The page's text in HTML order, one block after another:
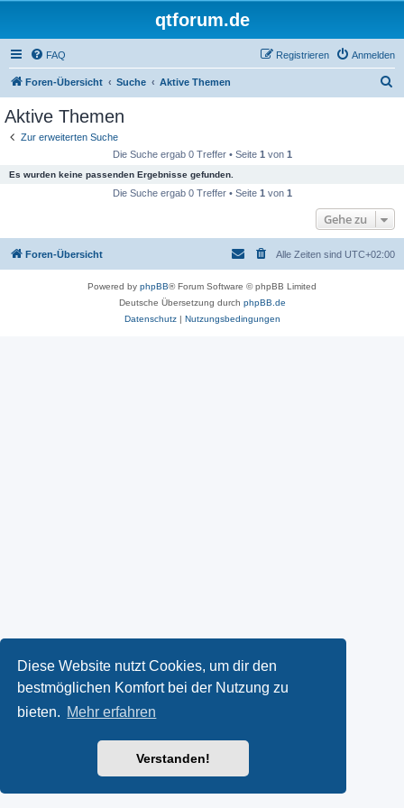
Diese Website nutzt Cookies, um dir den
bestmöglichen Komfort bei der Nutzung zu
bieten. Mehr erfahren
Verstanden!
qtforum.de
FAQ Anmelden
Registrieren
Foren-Übersicht Suche Aktive Themen
Aktive Themen
Zur erweiterten Suche
Die Suche ergab 0 Treffer • Seite 1 von 1
Es wurden keine passenden Ergebnisse gefunden.
Die Suche ergab 0 Treffer • Seite 1 von 1
Gehe zu
Foren-Übersicht Alle Zeiten sind UTC+02:00
Powered by phpBB® Forum Software © phpBB Limited
Deutsche Übersetzung durch phpBB.de
Datenschutz| Nutzungsbedingungen